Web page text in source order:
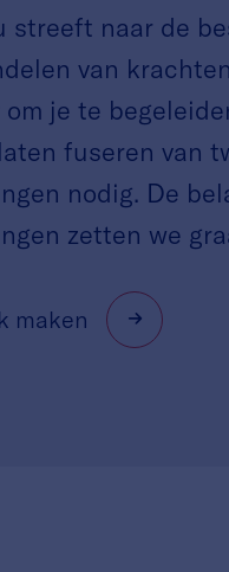
streeft naar de
van
om je te
fuseren van
nodig. De
zetten we
maken